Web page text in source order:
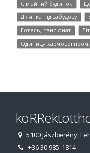
Сімейний будинок
Ділянка під забудову
Готель, пансіонат
Одиниця харчової
5100 Jászberény,
+36 30 985-1814